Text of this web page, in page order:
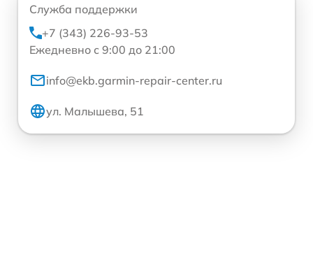
Служба поддержки
+7 (343) 226-93-53
Ежедневно с 9:00 до 21:00
info@ekb.garmin-repair-center.ru
ул. Малышева, 51